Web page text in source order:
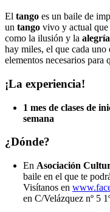
El tango es un baile de
un tango vivo y actual
como la ilusión y la alegría
hay miles, el que cada uno
elementos necesarios para
¡La experiencia!
1 mes de clases de
semana
¿Dónde?
En Asociación
baile en el que te
Visítanos en
en C/Velázquez nº 5